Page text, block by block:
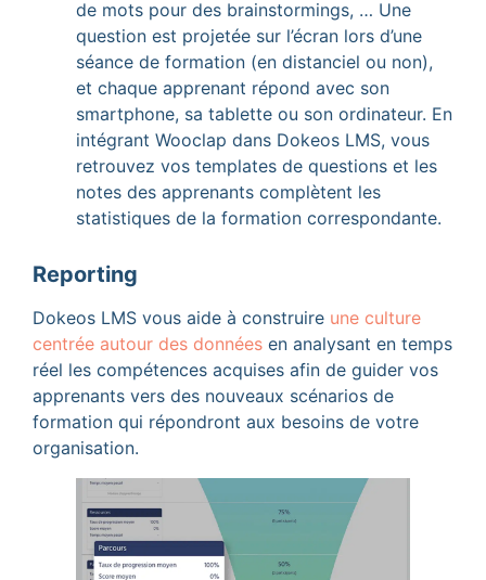
de mots pour des brainstormings, … Une
question est projetée sur l’écran lors d’une
séance de formation (en distanciel ou non),
et chaque apprenant répond avec son
smartphone, sa tablette ou son ordinateur. En
intégrant Wooclap dans Dokeos LMS, vous
retrouvez vos templates de questions et les
notes des apprenants complètent les
statistiques de la formation correspondante.
Reporting
Dokeos LMS vous aide à construire une culture
centrée autour des données en analysant en temps
réel les compétences acquises afin de guider vos
apprenants vers des nouveaux scénarios de
formation qui répondront aux besoins de votre
organisation.